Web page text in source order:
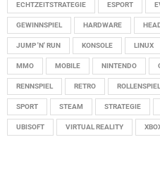
ECHTZEITSTRATEGIE ESPORT
GEWINNSPIEL HARDWARE
JUMP 'N' RUN KONSOLE LINUX
MMO MOBILE NINTENDO
RENNSPIEL RETRO ROLLENSPIEL
SPORT STEAM STRATEGIE
UBISOFT VIRTUAL REALITY